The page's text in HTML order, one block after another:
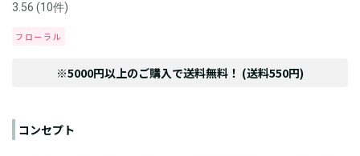
3.56 (10件)
フローラル
※5000円以上のご購入で送料無料！ (送料550円)
コンセプト